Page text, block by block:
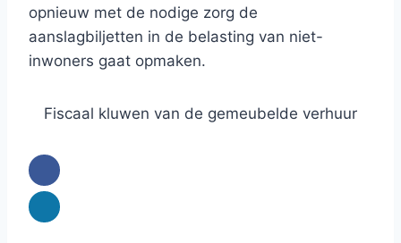
opnieuw met de nodige zorg de
aanslagbiljetten in de belasting van niet-
inwoners gaat opmaken.
Fiscaal kluwen van de gemeubelde verhuur